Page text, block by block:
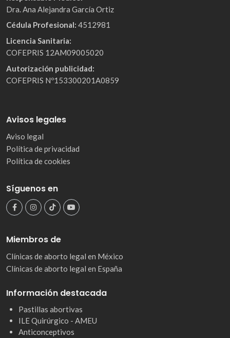
Dra. Ana Alejandra García Ortiz
Cédula Profesional: 4512981
Licencia Sanitaria:
COFEPRIS 12AM09005020
Autorización publicidad:
COFEPRIS Nº153300201A0859
Avisos legales
Aviso legal
Política de privacidad
Política de cookies
Síguenos en
Miembros de
Clínicas de aborto legal en México
Clínicas de aborto legal en España
Información destacada
Pastillas abortivas
ILE Quirúrgico - AMEU
Anticonceptivos